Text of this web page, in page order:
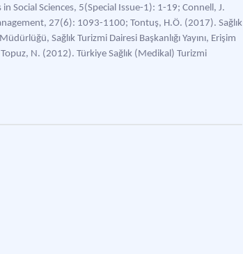
Social Sciences, 5(Special Issue-1): 1-19; Connell, J.
27(6): 1093-1100; Tontuş, H.Ö. (2017). Sağlık
Sağlık Turizmi Dairesi Başkanlığı Yayını, Erişim
N. (2012). Türkiye Sağlık (Medikal) Turizmi